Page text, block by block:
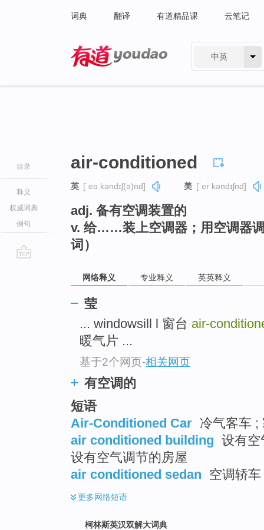
词典 翻译 有道精品课 云笔记
中英
目录
释义
权威词典
例句
air-conditioned
英 [ˈeə kəndɪʃ(ə)nd] 美 [ˈer kəndɪʃnd]
adj. 备有空调装置的
v. 给……装上空调器；用空调器
词）
网络释义 专业释义 英英释义
莹
... windowsill l 窗台 air-
暖气片 ...
基于2个网页-相关网页
有空调的
短语
Air-Conditioned Car 冷气客车 ;
air conditioned building 设有空
设有空气调节的房屋
air conditioned sedan
空调轿车
更多网络短语
柯林斯英汉双解大词典